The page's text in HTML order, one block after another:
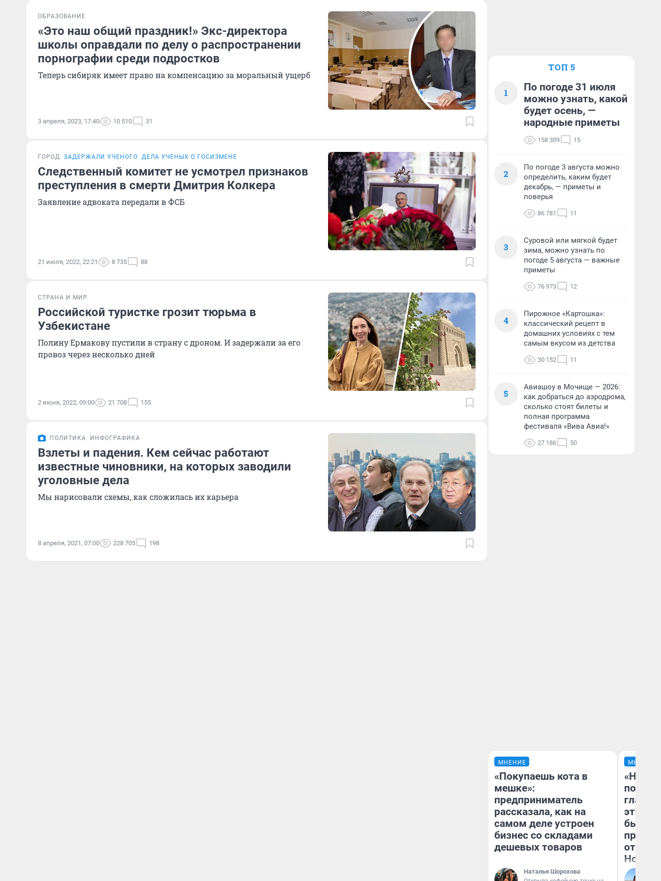
ОБРАЗОВАНИЕ
«Это наш общий праздник!» Экс-директора
школы оправдали по делу о распространении
порнографии среди подростков
Теперь сибиряк имеет право на компенсацию за моральный ущерб
3 апреля, 2023, 17:40 10 510 31
ГОРОД ЗАДЕРЖАЛИ УЧЕНОГО ДЕЛА УЧЕНЫХ О ГОСИЗМЕНЕ
Следственный комитет не усмотрел признаков
преступления в смерти Дмитрия Колкера
Заявление адвоката передали в ФСБ
21 июля, 2022, 22:21 8 735 88
СТРАНА И МИР
Российской туристке грозит тюрьма в
Узбекистане
Полину Ермакову пустили в страну с дроном. И задержали за его
провоз через несколько дней
2 июня, 2022, 09:00 21 708 155
ПОЛИТИКА ИНФОГРАФИКА
Взлеты и падения. Кем сейчас работают
известные чиновники, на которых заводили
уголовные дела
Мы нарисовали схемы, как сложилась их карьера
8 апреля, 2021, 07:00 228 705 198
ТОП 5
1
По погоде 31 июля
можно узнать, какой
будет осень, —
народные приметы
158 309 15
2
По погоде 3 августа можно
определить, каким будет
декабрь, — приметы и
поверья
86 781 11
3
Суровой или мягкой будет
зима, можно узнать по
погоде 5 августа — важные
приметы
76 973 12
4
Пирожное «Картошка»:
классический рецепт в
домашних условиях с тем
самым вкусом из детства
30 152 11
5
Авиашоу в Мочище — 2026:
как добраться до аэродрома,
сколько стоят билеты и
полная программа
фестиваля «Вива Авиа!»
27 186 50
МНЕНИЕ
«Покупаешь кота в
мешке»:
предприниматель
рассказала, как на
самом деле устроен
бизнес со складами
дешевых товаров
Наталья Шорохова
МНЕНИЕ
этого
бьет
отзыв
Нолана